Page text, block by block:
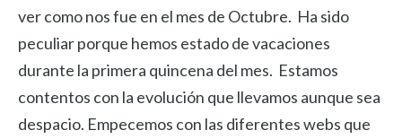
ver como nos fue en el mes de Octubre. Ha sido
peculiar porque hemos estado de vacaciones
durante la primera quincena del mes. Estamos
contentos con la evolución que llevamos aunque sea
despacio. Empecemos con las diferentes webs que